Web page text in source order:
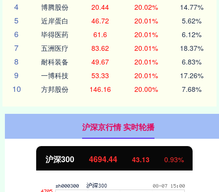
4 博腾股份 20.44 20.02% 14.77%
5 近岸蛋白 46.72 20.01% 5.62%
6 毕得医药 61.6 20.01% 6.12%
7 五洲医疗 83.62 20.01% 18.37%
8 耐科装备 49.67 20.01% 6.83%
9 一博科技 53.33 20.01% 17.26%
10 方邦股份 146.16 20.00% 7.68%
沪深京行情 实时轮播
沪深300 4694.44 43.13 0.93%